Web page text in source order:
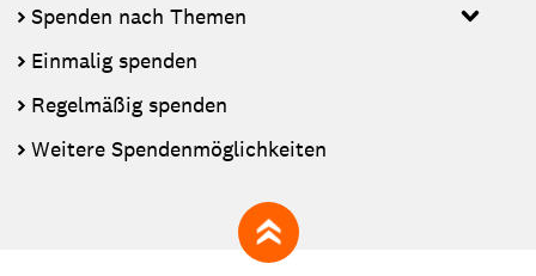
Spenden nach Themen
Einmalig spenden
Regelmäßig spenden
Weitere Spendenmöglichkeiten
zum Seitenanfang